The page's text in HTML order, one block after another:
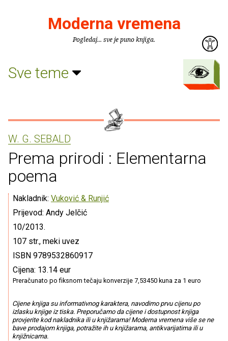
Moderna vremena
Pogledaj... sve je puno knjiga.
Sve teme
W. G. SEBALD
Prema prirodi : Elementarna
poema
Nakladnik: Vuković & Runjić
Prijevod: Andy Jelčić
10/2013.
107 str., meki uvez
ISBN 9789532860917
Cijena: 13.14 eur
Preračunato po fiksnom tečaju konverzije 7,53450 kuna za 1 euro
Cijene knjiga su informativnog karaktera, navodimo prvu cijenu po
izlasku knjige iz tiska. Preporučamo da cijene i dostupnost knjiga
provjerite kod nakladnika ili u knjižarama! Moderna vremena više se ne
bave prodajom knjiga, potražite ih u knjižarama, antikvarijatima ili u
knjižnicama.